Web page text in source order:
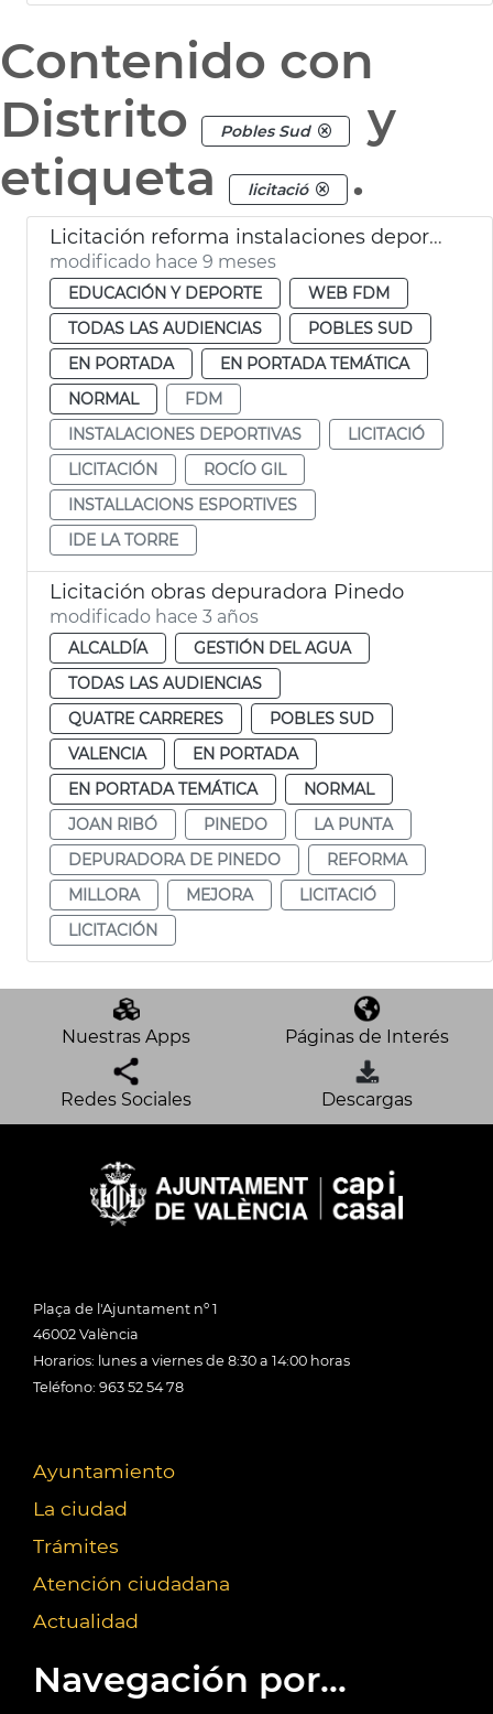
Contenido con
Distrito
Pobles Sud
y
etiqueta
licitació .
Licitación reforma instalaciones deportivas municipales La Torre
modificado hace 9 meses
EDUCACIÓN Y DEPORTE
WEB FDM
TODAS LAS AUDIENCIAS
POBLES SUD
EN PORTADA
EN PORTADA TEMÁTICA
NORMAL
FDM
INSTALACIONES DEPORTIVAS
LICITACIÓ
LICITACIÓN
ROCÍO GIL
INSTALLACIONS ESPORTIVES
IDE LA TORRE
Licitación obras depuradora Pinedo
modificado hace 3 años
ALCALDÍA
GESTIÓN DEL AGUA
TODAS LAS AUDIENCIAS
QUATRE CARRERES
POBLES SUD
VALENCIA
EN PORTADA
EN PORTADA TEMÁTICA
NORMAL
JOAN RIBÓ
PINEDO
LA PUNTA
DEPURADORA DE PINEDO
REFORMA
MILLORA
MEJORA
LICITACIÓ
LICITACIÓN
Nuestras Apps Páginas de Interés
Redes Sociales Descargas
Plaça de l'Ajuntament nº 1
46002 València
Horarios: lunes a viernes de 8:30 a 14:00 horas
Teléfono: 963 52 54 78
Ayuntamiento
La ciudad
Trámites
Atención ciudadana
Actualidad
Navegación por...